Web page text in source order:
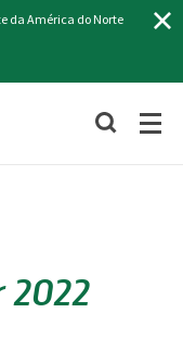
da América do Norte